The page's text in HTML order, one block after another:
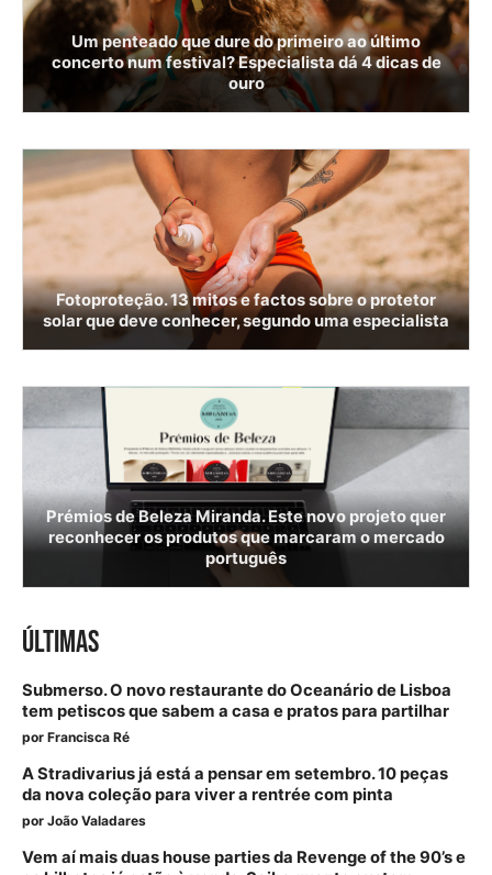
Um penteado que dure do primeiro ao último
concerto num festival? Especialista dá 4 dicas de
ouro
Fotoproteção. 13 mitos e factos sobre o protetor
solar que deve conhecer, segundo uma especialista
Prémios de Beleza Miranda. Este novo projeto quer
reconhecer os produtos que marcaram o mercado
português
ÚLTIMAS
Submerso. O novo restaurante do Oceanário de Lisboa
tem petiscos que sabem a casa e pratos para partilhar
por Francisca Ré
A Stradivarius já está a pensar em setembro. 10 peças
da nova coleção para viver a rentrée com pinta
por João Valadares
Vem aí mais duas house parties da Revenge of the 90’s e